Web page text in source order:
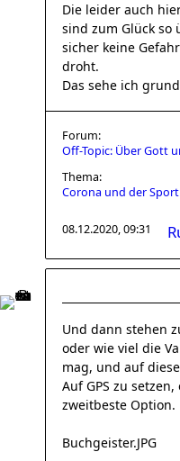
Die leider auch
sind zum Glück so
sicher keine
droht.
Das sehe ich
Forum:
Off-Topic: Über Gott
Thema:
Corona und der Sport
08.12.2020, 09:31
Und dann stehen
oder wie viel die
mag, und auf
Auf GPS zu
zweitbeste
Buchgeister.JPG